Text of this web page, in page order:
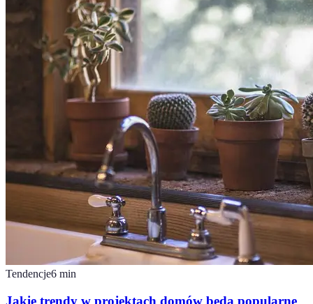
Tendencje6 min
Jakie trendy w projektach domów będą popularne